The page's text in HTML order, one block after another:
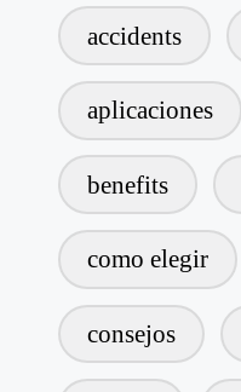
accidents
aplicaciones
benefits
como elegir
consejos